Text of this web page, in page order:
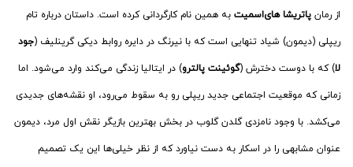
از رمان پاتریشا های‌اسمیت به همین نام کارگردانی کرده است. داستان درباره تام
ریپلی (دیمون) شیاد تنهایی است که با نیرنگ در دایره روابط دیکی گرینلیف (جود
لا) که با دوست دخترش (گوئینت پالترو) در ایتالیا زندگی می‌کند وارد می‌شود. اما
زمانی که موقعیت اجتماعی جدید ریپلی رو به سقوط می‌رود، او نقشه‌های جدیدی
می‌کشد. با وجود نامزدی گلدن گلوب در بخش بهترین بازیگر نقش اول مرد، دیمون
عنوان مشابهی را در اسکار به دست نیاورد که از نظر خیلی‌ها این یک تصمیم